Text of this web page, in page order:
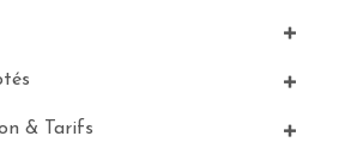
& Tarifs